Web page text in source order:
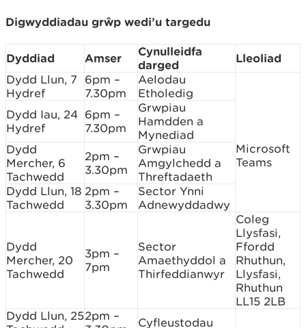
Digwyddiadau grŵp wedi’u targedu
Dyddiad Amser
Cynulleidfa
darged
Lleoliad
Dydd Llun, 7
Hydref
6pm –
7.30pm
Aelodau
Etholedig
Microsoft
Teams
Dydd Iau, 24
Hydref
6pm –
7.30pm
Grwpiau
Hamdden a
Mynediad
Dydd
Mercher, 6
Tachwedd
2pm –
3.30pm
Grwpiau
Amgylchedd a
Threftadaeth
Dydd Llun, 18
Tachwedd
2pm –
3.30pm
Sector Ynni
Adnewyddadwy
Dydd
Mercher, 20
Tachwedd
3pm –
7pm
Sector
Amaethyddol a
Thirfeddianwyr
Coleg
Llysfasi,
Ffordd
Rhuthun,
Llysfasi,
Rhuthun
LL15 2LB
Dydd Llun, 252pm –
Cyfleustodau